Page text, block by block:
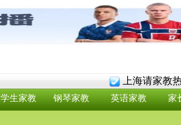
上海请家教
生家教 钢琴家教 英语家教 家